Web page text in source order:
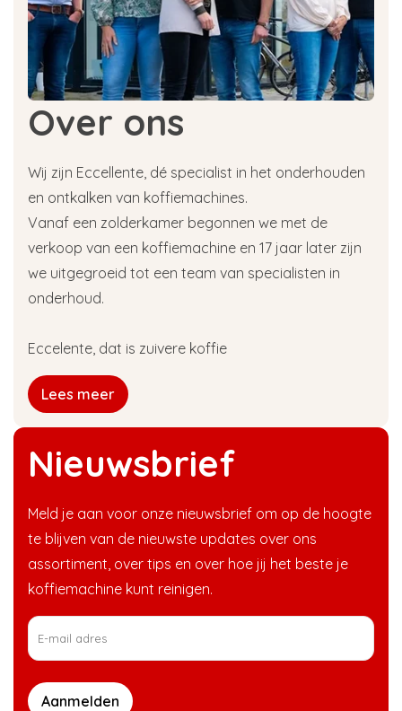
Nieuwsbrief
Meld je aan voor onze nieuwsbrief om op de hoogte
te blijven van de nieuwste updates over ons
assortiment, over tips en over hoe jij het beste je
koffiemachine kunt reinigen.
Aanmelden
Over ons
Wij zijn Eccellente, dé specialist in het onderhouden
en ontkalken van koffiemachines.
Vanaf een zolderkamer begonnen we met de
verkoop van een koffiemachine en 17 jaar later zijn
we uitgegroeid tot een team van specialisten in
onderhoud.
Eccelente, dat is zuivere koffie
Lees meer